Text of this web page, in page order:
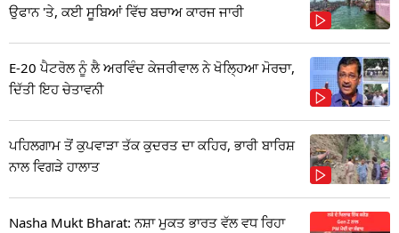
ਉਫਾਨ 'ਤੇ, ਕਈ ਸੂਬਿਆਂ ਵਿੱਚ ਬਚਾਅ ਕਾਰਜ ਜਾਰੀ
E-20 ਪੈਟਰੋਲ ਨੂੰ ਲੈ ਅਰਵਿੰਦ ਕੇਜਰੀਵਾਲ ਨੇ ਖੋਲ੍ਹਿਆ ਮੋਰਚਾ,
ਦਿੱਤੀ ਇਹ ਚੇਤਾਵਨੀ
ਪਹਿਲਗਾਮ ਤੋਂ ਕੁਪਵਾੜਾ ਤੱਕ ਕੁਦਰਤ ਦਾ ਕਹਿਰ, ਭਾਰੀ ਬਾਰਿਸ਼
ਨਾਲ ਵਿਗੜੇ ਹਾਲਾਤ
Nasha Mukt Bharat: ਨਸ਼ਾ ਮੁਕਤ ਭਾਰਤ ਵੱਲ ਵਧ ਰਿਹਾ